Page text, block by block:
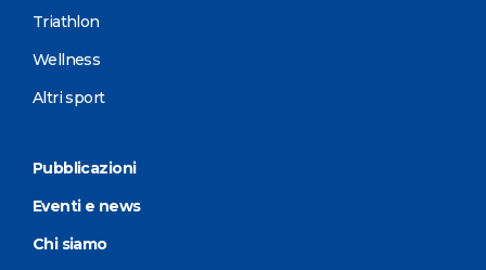
Triathlon
Wellness
Altri sport
Pubblicazioni
Eventi e news
Chi siamo